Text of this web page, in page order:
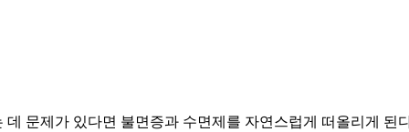
문제가 있다면 불면증과 수면제를 자연스럽게 떠올리게